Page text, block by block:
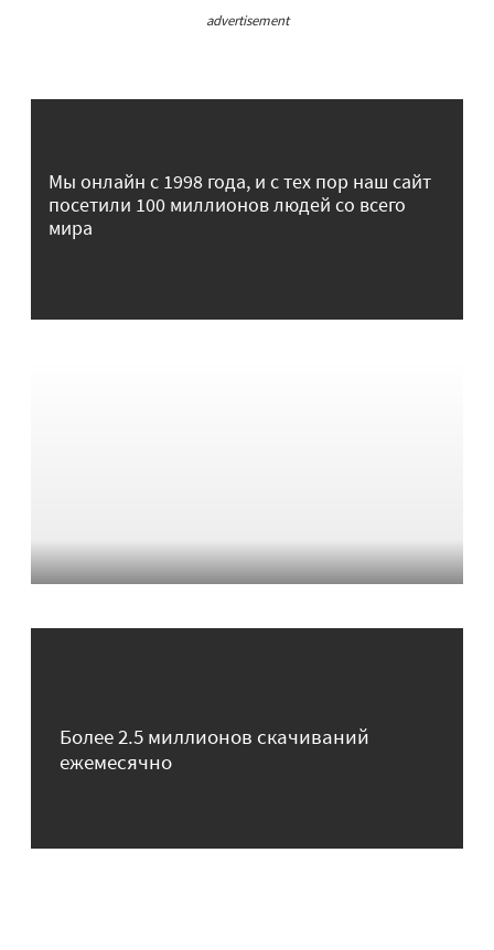
advertisement
Мы онлайн с 1998 года, и с тех пор наш сайт
посетили 100 миллионов людей со всего
мира
Более 2.5 миллионов скачиваний
ежемесячно